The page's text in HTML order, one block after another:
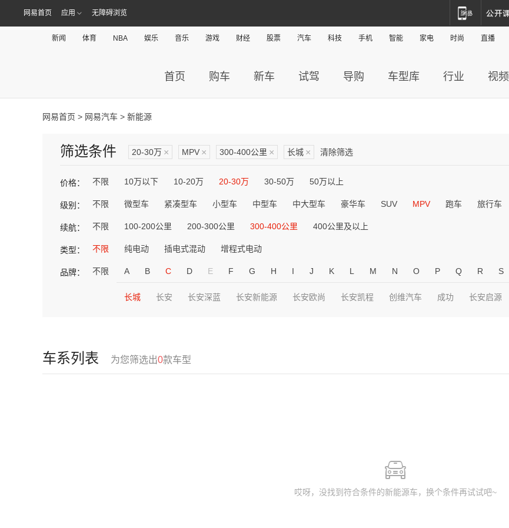
网易首页 应用 无障碍浏览
新闻 体育 NBA 娱乐 音乐 游戏 财经 股票 汽车 科技 手机 智能 家电 时尚 直播
首页 购车 新车 试驾 导购 车型库 行业 视频
网易首页 > 网易汽车 > 新能源
筛选条件 20-30万 × MPV × 300-400公里 × 长城 × 清除筛选
价格： 不限 10万以下 10-20万 20-30万 30-50万 50万以上
级别： 不限 微型车 紧凑型车 小型车 中型车 中大型车 豪华车 SUV MPV 跑车 旅行车
续航： 不限 100-200公里 200-300公里 300-400公里 400公里及以上
类型： 不限 纯电动 插电式混动 增程式电动
品牌： 不限 A B C D E F G H I J K L M N O P Q R S
长城 长安 长安深蓝 长安新能源 长安欧尚 长安凯程 创维汽车 成功 长安启源
车系列表 为您筛选出0款车型
哎呀，没找到符合条件的新能源车，换个条件再试试吧~